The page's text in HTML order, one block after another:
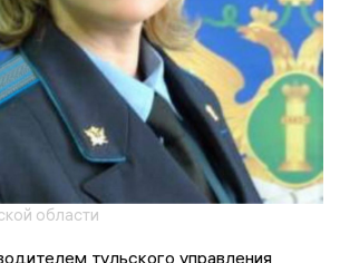
области
тульского управления